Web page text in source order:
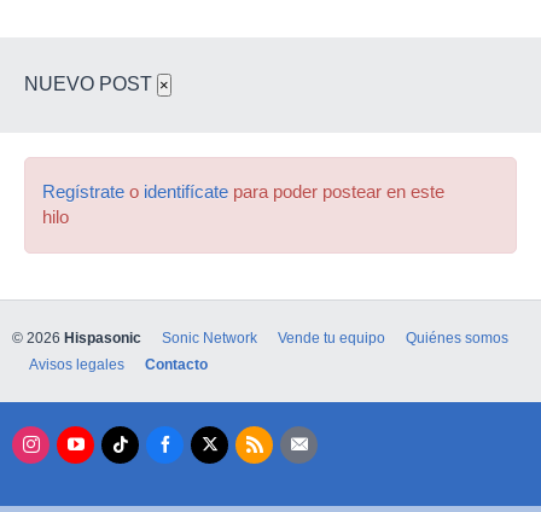
NUEVO POST ×
Regístrate o identifícate para poder postear en este
hilo
© 2026 Hispasonic Sonic Network Vende tu equipo
Quiénes somos
Avisos legales
Contacto